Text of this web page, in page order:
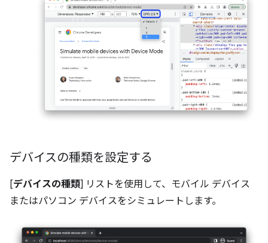
デバイスの種類を設定する
[デバイスの種類] リストを使用して、モバイル デバイス
またはパソコン デバイスをシミュレートします。